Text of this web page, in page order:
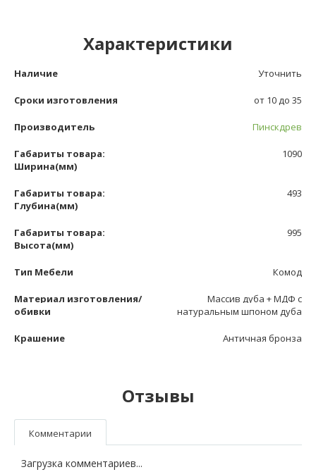
Характеристики
Наличие Уточнить
Сроки изготовления от 10 до 35
Производитель Пинскдрев
Габариты товара:
Ширина(мм)
1090
Габариты товара:
Глубина(мм)
493
Габариты товара:
Высота(мм)
995
Тип Мебели Комод
Материал изготовления/
обивки
Массив дуба + МДФ с
натуральным шпоном дуба
Крашение Античная бронза
Отзывы
Комментарии
Загрузка комментариев...